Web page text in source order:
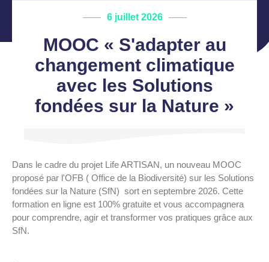
6 juillet 2026
MOOC « S'adapter au
changement climatique
avec les Solutions
fondées sur la Nature »
Dans le cadre du projet Life ARTISAN, un nouveau MOOC
proposé par l'OFB ( Office de la Biodiversité) sur les Solutions
fondées sur la Nature (SfN) sort en septembre 2026. Cette
formation en ligne est 100% gratuite et vous accompagnera
pour comprendre, agir et transformer vos pratiques grâce aux
SfN.